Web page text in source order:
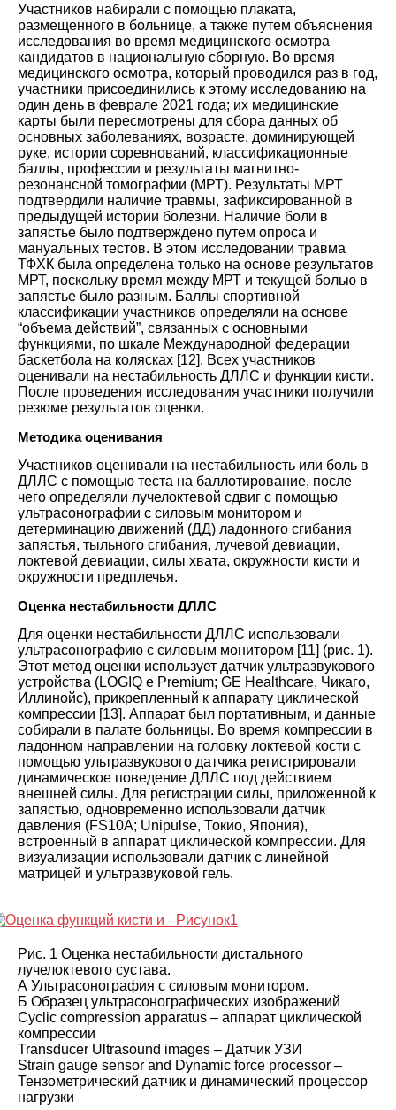
Участников набирали с помощью плаката,
размещенного в больнице, а также путем объяснения
исследования во время медицинского осмотра
кандидатов в национальную сборную. Во время
медицинского осмотра, который проводился раз в год,
участники присоединились к этому исследованию на
один день в феврале 2021 года; их медицинские
карты были пересмотрены для сбора данных об
основных заболеваниях, возрасте, доминирующей
руке, истории соревнований, классификационные
баллы, профессии и результаты магнитно-
резонансной томографии (МРТ). Результаты МРТ
подтвердили наличие травмы, зафиксированной в
предыдущей истории болезни. Наличие боли в
запястье было подтверждено путем опроса и
мануальных тестов. В этом исследовании травма
ТФХК была определена только на основе результатов
МРТ, поскольку время между МРТ и текущей болью в
запястье было разным. Баллы спортивной
классификации участников определяли на основе
“объема действий”, связанных с основными
функциями, по шкале Международной федерации
баскетбола на колясках [12]. Всех участников
оценивали на нестабильность ДЛЛС и функции кисти.
После проведения исследования участники получили
резюме результатов оценки.
Методика оценивания
Участников оценивали на нестабильность или боль в
ДЛЛС с помощью теста на баллотирование, после
чего определяли лучелоктевой сдвиг с помощью
ультрасонографии с силовым монитором и
детерминацию движений (ДД) ладонного сгибания
запястья, тыльного сгибания, лучевой девиации,
локтевой девиации, силы хвата, окружности кисти и
окружности предплечья.
Оценка нестабильности ДЛЛС
Для оценки нестабильности ДЛЛС использовали
ультрасонографию с силовым монитором [11] (рис. 1).
Этот метод оценки использует датчик ультразвукового
устройства (LOGIQ e Premium; GE Healthcare, Чикаго,
Иллинойс), прикрепленный к аппарату циклической
компрессии [13]. Аппарат был портативным, и данные
собирали в палате больницы. Во время компрессии в
ладонном направлении на головку локтевой кости с
помощью ультразвукового датчика регистрировали
динамическое поведение ДЛЛС под действием
внешней силы. Для регистрации силы, приложенной к
запястью, одновременно использовали датчик
давления (FS10A; Unipulse, Токио, Япония),
встроенный в аппарат циклической компрессии. Для
визуализации использовали датчик с линейной
матрицей и ультразвуковой гель.
Рис. 1 Оценка нестабильности дистального
лучелоктевого сустава.
А Ультрасонография с силовым монитором.
Б Образец ультрасонографических изображений
Cyclic compression apparatus – аппарат циклической
компрессии
Transducer Ultrasound images – Датчик УЗИ
Strain gauge sensor and Dynamic force processor –
Тензометрический датчик и динамический процессор
нагрузки